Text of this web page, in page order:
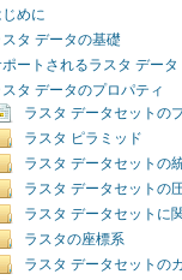
じめに
スタ データの基礎
ポートされるラスタ データ
スタ データのプロパティ
ラスタ データセットの
ラスタ ピラミッド
ラスタ データセットの
ラスタ データセットの圧
ラスタ データセットに
ラスタの座標系
ラスタ データセットの